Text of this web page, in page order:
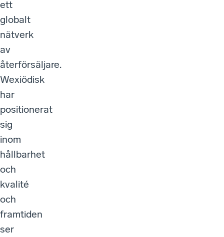
ett
globalt
nätverk
av
återförsäljare.
Wexiödisk
har
positionerat
sig
inom
hållbarhet
och
kvalité
och
framtiden
ser